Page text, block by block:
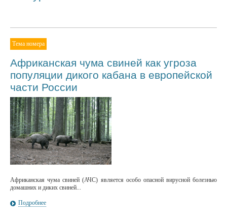
Тема номера
Африканская чума свиней как угроза
популяции дикого кабана в европейской
части России
Африканская чума свиней (АЧС) является особо опасной вирусной болезнью
домашних и диких свиней...
Подробнее